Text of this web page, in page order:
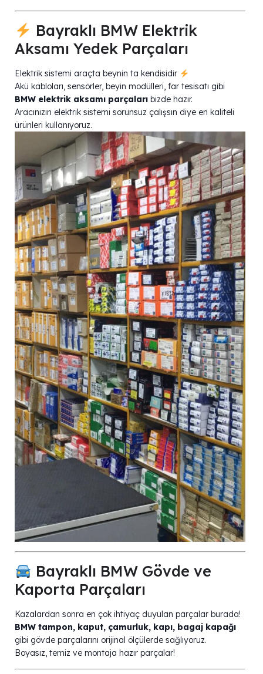
Bayraklı BMW Elektrik
Aksamı Yedek Parçaları
Elektrik sistemi araçta beynin ta kendisidir
Akü kabloları, sensörler, beyin modülleri, far tesisatı gibi
BMW elektrik aksamı parçaları bizde hazır.
Aracınızın elektrik sistemi sorunsuz çalışsın diye en kaliteli
ürünleri kullanıyoruz.
Bayraklı BMW Gövde ve
Kaporta Parçaları
Kazalardan sonra en çok ihtiyaç duyulan parçalar burada!
BMW tampon, kaput, çamurluk, kapı, bagaj kapağı
gibi gövde parçalarını orijinal ölçülerde sağlıyoruz.
Boyasız, temiz ve montaja hazır parçalar!